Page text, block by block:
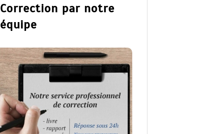
Correction par notre
équipe